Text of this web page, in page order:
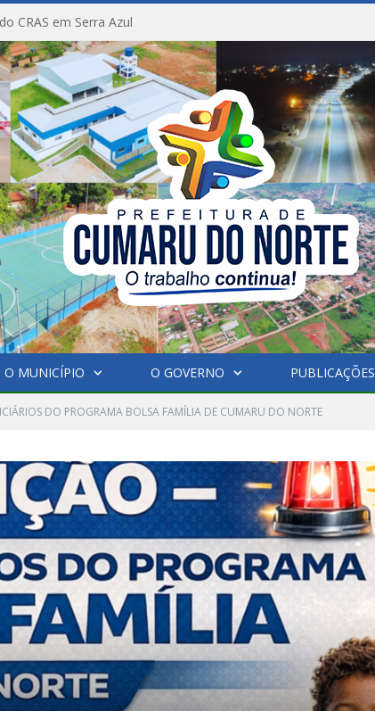
CRAS em Serra Azul
O MUNICÍPIO O GOVERNO PUBLICAÇÕES
DO PROGRAMA BOLSA FAMÍLIA DE CUMARU DO NORTE